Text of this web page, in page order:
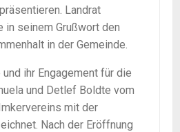
Landrat
in seinem Grußwort den
in der Gemeinde.
ihr Engagement für die
und Detlef Boldte vom
mit der
Nach der Eröffnung